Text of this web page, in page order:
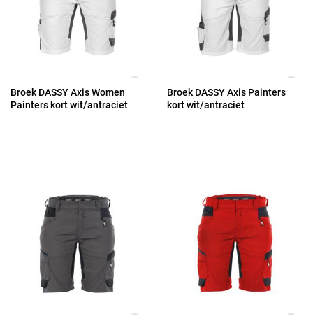
Broek DASSY Axis Women
Painters kort wit/antraciet
Broek DASSY Axis Painters
kort wit/antraciet